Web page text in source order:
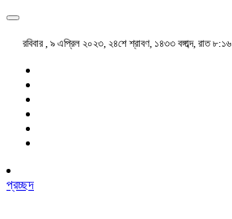
রবিবার , ৯ এপ্রিল ২০২৩, ২৪শে শ্রাবণ, ১৪৩৩ বঙ্গাব্দ, রাত ৮:১৬
প্রচ্ছদ